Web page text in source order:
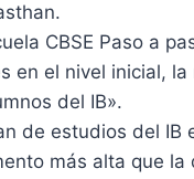
CBSE Paso a
en el nivel inicial,
del IB».
de estudios del
más alta que